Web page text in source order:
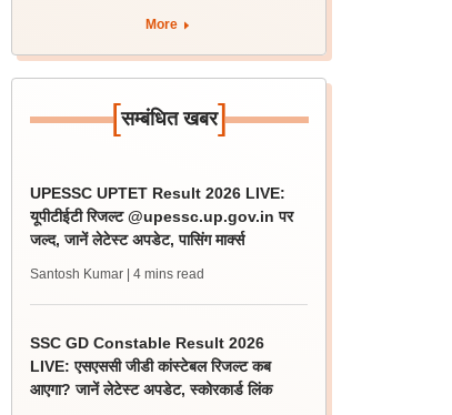
More
[सम्बंधित खबर]
UPESSC UPTET Result 2026 LIVE:
यूपीटीईटी रिजल्ट @upessc.up.gov.in पर
जल्द, जानें लेटेस्ट अपडेट, पासिंग मार्क्स
Santosh Kumar | 4 mins read
SSC GD Constable Result 2026
LIVE: एसएससी जीडी कांस्टेबल रिजल्ट कब
आएगा? जानें लेटेस्ट अपडेट, स्कोरकार्ड लिंक